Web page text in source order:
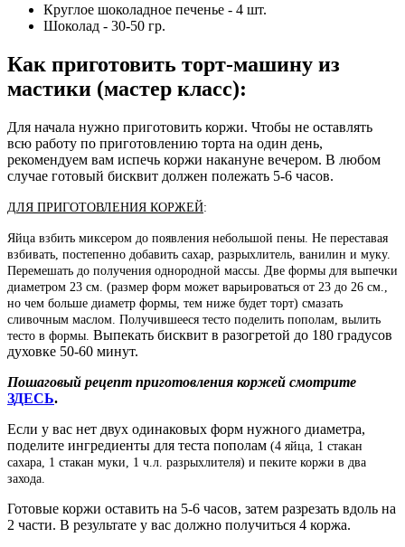
Круглое шоколадное печенье - 4 шт.
Шоколад - 30-50 гр.
Как приготовить торт-машину из
мастики (мастер класс):
Для начала нужно приготовить коржи. Чтобы не оставлять
всю работу по приготовлению торта на один день,
рекомендуем вам испечь коржи накануне вечером. В любом
случае готовый бисквит должен полежать 5-6 часов.
ДЛЯ ПРИГОТОВЛЕНИЯ КОРЖЕЙ:
Яйца взбить миксером до появления небольшой пены. Не переставая
взбивать, постепенно добавить сахар, разрыхлитель, ванилин и муку.
Перемешать до получения однородной массы. Две формы для выпечки
диаметром 23 см. (размер форм может варьироваться от 23 до 26 см.,
но чем больше диаметр формы, тем ниже будет торт) смазать
сливочным маслом. Получившееся тесто поделить пополам, вылить
тесто в формы. Выпекать бисквит в разогретой до 180 градусов
духовке 50-60 минут.
Пошаговый рецепт приготовления коржей смотрите
ЗДЕСЬ.
Если у вас нет двух одинаковых форм нужного диаметра,
поделите ингредиенты для теста пополам (4 яйца, 1 стакан
сахара, 1 стакан муки, 1 ч.л. разрыхлителя) и пеките коржи в два
захода.
Готовые коржи оставить на 5-6 часов, затем разрезать вдоль на
2 части. В результате у вас должно получиться 4 коржа.